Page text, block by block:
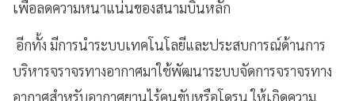
เพื่อลดความหนาแน่นของสนามบินหลัก
อีกทั้ง มีการนำระบบเทคโนโลยีและประสบการณ์ด้านการ
บริหารจราจรทางอากาศมาใช้พัฒนาระบบจัดการจราจรทาง
อากาศสำหรับอากาศยานไร้คนขับหรือโดรน ให้เกิดความ